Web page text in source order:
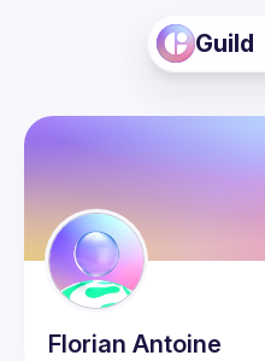
Guild
Florian Antoine